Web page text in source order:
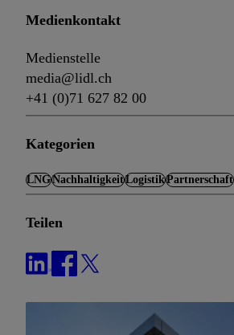
Medienkontakt
Medienstelle
media@lidl.ch
+41 (0)71 627 82 00
Kategorien
LNGNachhaltigkeitLogistikPartnerschaft
Teilen